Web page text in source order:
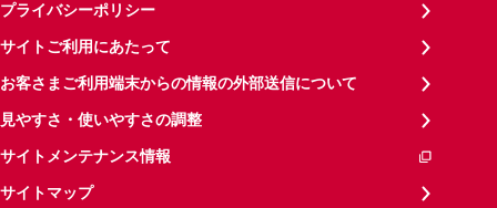
プライバシーポリシー
サイトご利用にあたって
お客さまご利用端末からの情報の外部送信について
見やすさ・使いやすさの調整
サイトメンテナンス情報
サイトマップ